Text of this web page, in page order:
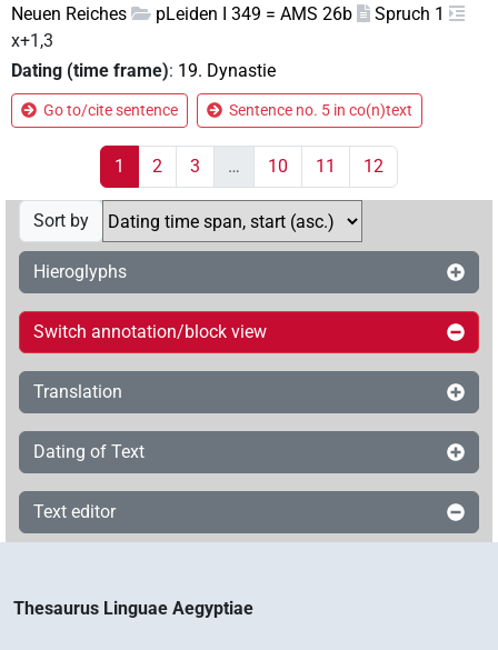
Neuen Reiches
pLeiden I 349 = AMS 26b
Spruch 1
x+1,3
Dating (time frame): 19. Dynastie
Go to/cite sentence Sentence no. 5 in co(n)text
1 2 3 … 10 11 12
Sort by
Hieroglyphs
Switch annotation/block view
Translation
Dating of Text
Text editor
Thesaurus Linguae Aegyptiae